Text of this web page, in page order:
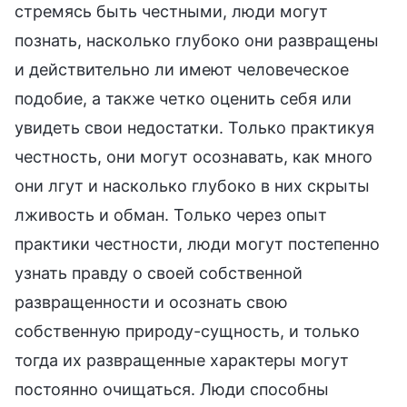
стремясь быть честными, люди могут
познать, насколько глубоко они развращены
и действительно ли имеют человеческое
подобие, а также четко оценить себя или
увидеть свои недостатки. Только практикуя
честность, они могут осознавать, как много
они лгут и насколько глубоко в них скрыты
лживость и обман. Только через опыт
практики честности, люди могут постепенно
узнать правду о своей собственной
развращенности и осознать свою
собственную природу-сущность, и только
тогда их развращенные характеры могут
постоянно очищаться. Люди способны